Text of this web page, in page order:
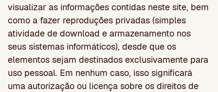
visualizar as informações contidas neste site, bem
como a fazer reproduções privadas (simples
atividade de download e armazenamento nos
seus sistemas informáticos), desde que os
elementos sejam destinados exclusivamente para
uso pessoal. Em nenhum caso, isso significará
uma autorização ou licença sobre os direitos de